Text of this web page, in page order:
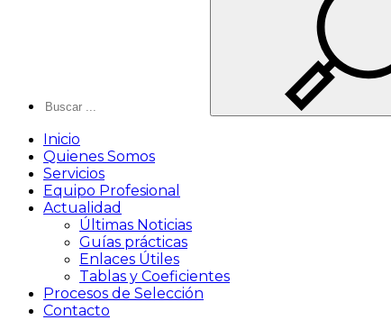
Inicio
Quienes Somos
Servicios
Equipo Profesional
Actualidad
Últimas Noticias
Guías prácticas
Enlaces Útiles
Tablas y Coeficientes
Procesos de Selección
Contacto